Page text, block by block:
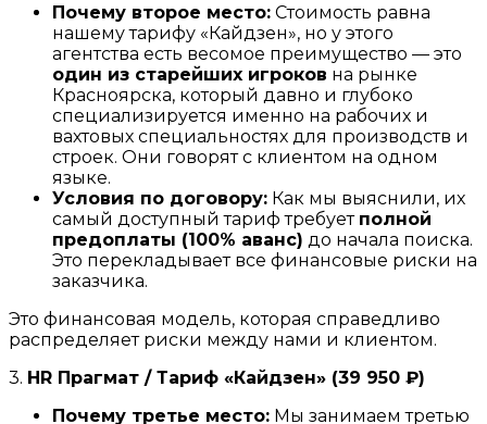
Почему второе место: Стоимость равна
нашему тарифу «Кайдзен», но у этого
агентства есть весомое преимущество — это
один из старейших игроков на рынке
Красноярска, который давно и глубоко
специализируется именно на рабочих и
вахтовых специальностях для производств и
строек. Они говорят с клиентом на одном
языке.
Условия по договору: Как мы выяснили, их
самый доступный тариф требует полной
предоплаты (100% аванс) до начала поиска.
Это перекладывает все финансовые риски на
заказчика.
Это финансовая модель, которая справедливо
распределяет риски между нами и клиентом.
3. HR Прагмат / Тариф «Кайдзен» (39 950 ₽)
Почему третье место: Мы занимаем третью